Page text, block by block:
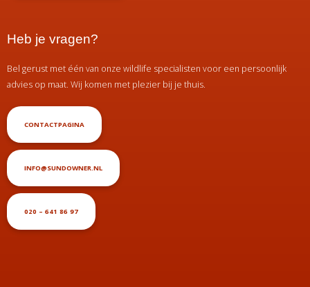
Heb je vragen?
Bel gerust met één van onze wildlife specialisten voor een persoonlijk
advies op maat. Wij komen met plezier bij je thuis.
CONTACTPAGINA
INFO@SUNDOWNER.NL
020 – 641 86 97